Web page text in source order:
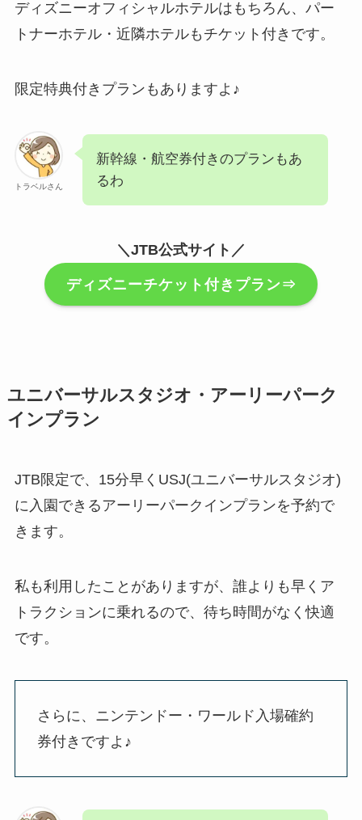
ディズニーオフィシャルホテルはもちろん、パー
トナーホテル・近隣ホテルもチケット付きです。
限定特典付きプランもありますよ♪
トラベルさん
新幹線・航空券付きのプランもあ
るわ
＼JTB公式サイト／
ディズニーチケット付きプラン⇒
ユニバーサルスタジオ・アーリーパーク
インプラン
JTB限定で、15分早くUSJ(ユニバーサルスタジオ)
に入園できるアーリーパークインプランを予約で
きます。
私も利用したことがありますが、誰よりも早くア
トラクションに乗れるので、待ち時間がなく快適
です。
さらに、ニンテンドー・ワールド入場確約
券付きですよ♪